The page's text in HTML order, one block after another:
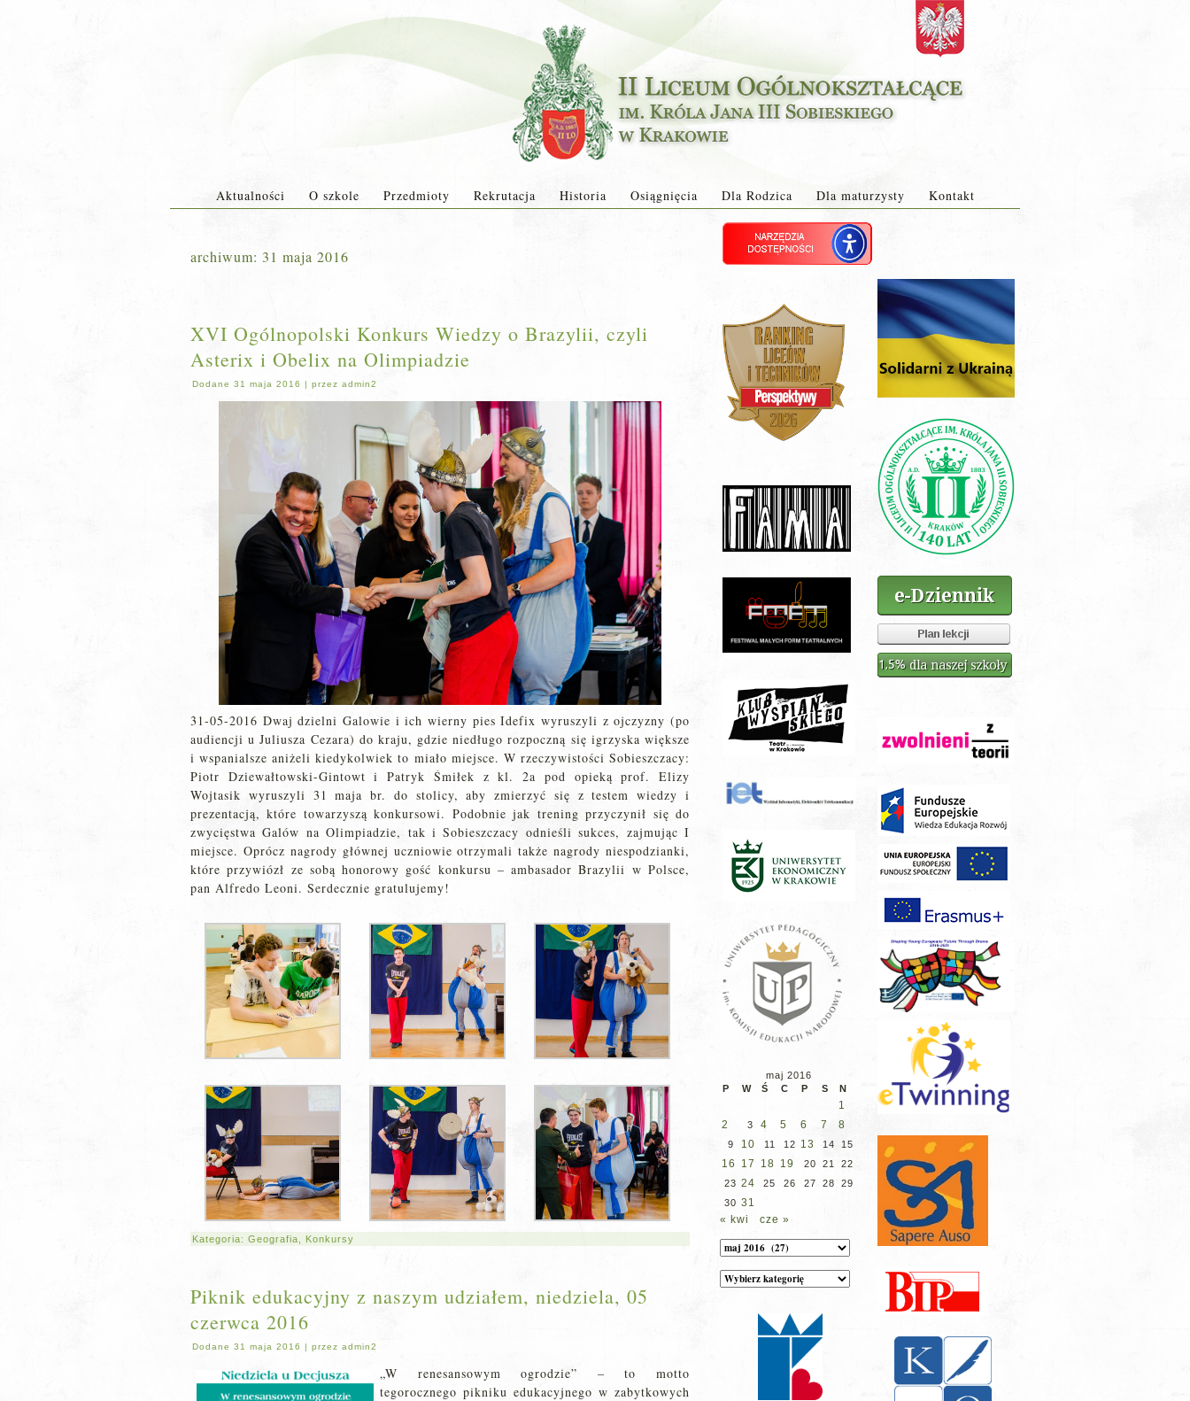
Aktualności O szkole Przedmioty Rekrutacja Historia Osiągnięcia Dla Rodzica Dla maturzysty Kontakt
archiwum: 31 maja 2016
XVI Ogólnopolski Konkurs Wiedzy o Brazylii, czyli
Asterix i Obelix na Olimpiadzie
Dodane 31 maja 2016 | przez admin2
31-05-2016 Dwaj dzielni Galowie i ich wierny pies Idefix wyruszyli z ojczyzny (po
audiencji u Juliusza Cezara) do kraju, gdzie niedługo rozpoczną się igrzyska większe
i wspanialsze aniżeli kiedykolwiek to miało miejsce. W rzeczywistości Sobieszczacy:
Piotr Dziewałtowski-Gintowt i Patryk Śmiłek z kl. 2a pod opieką prof. Elizy
Wojtasik wyruszyli 31 maja br. do stolicy, aby zmierzyć się z testem wiedzy i
prezentacją, które towarzyszą konkursowi. Podobnie jak trening przyczynił się do
zwycięstwa Galów na Olimpiadzie, tak i Sobieszczacy odnieśli sukces, zajmując I
miejsce. Oprócz nagrody głównej uczniowie otrzymali także nagrody niespodzianki,
które przywiózł ze sobą honorowy gość konkursu – ambasador Brazylii w Polsce,
pan Alfredo Leoni. Serdecznie gratulujemy!
Kategoria: Geografia Konkursy
Piknik edukacyjny z naszym udziałem, niedziela, 05
czerwca 2016
Dodane 31 maja 2016 | przez admin2
„W renesansowym ogrodzie” – to motto
tegorocznego pikniku edukacyjnego w zabytkowych
maj 2016
P
W Ś C P S N
1
2
3 4 5 6 7 8
9 10 11 12 13 14 15
16 17 18 19 20 21
22
23 24 25 26 27 28
29
30 31
« kwi
cze »
Archiwum
Kategorie
wpisów